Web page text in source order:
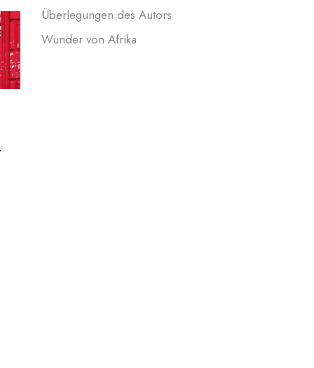
Überlegungen des Autors
Wunder von Afrika